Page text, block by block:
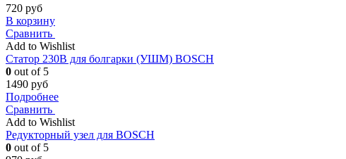
720 руб
В корзину
Сравнить
Add to Wishlist
Статор 230В для болгарки (УШМ) BOSCH
0 out of 5
1490 руб
Подробнее
Сравнить
Add to Wishlist
Редукторный узел для BOSCH
0 out of 5